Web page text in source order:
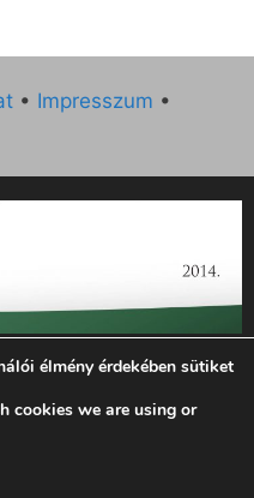
• Impresszum •
2014. évi működésének
P-0121 sz. támogatási
összegben támogatta az
élmény érdekében sütiket
cookies we are using or